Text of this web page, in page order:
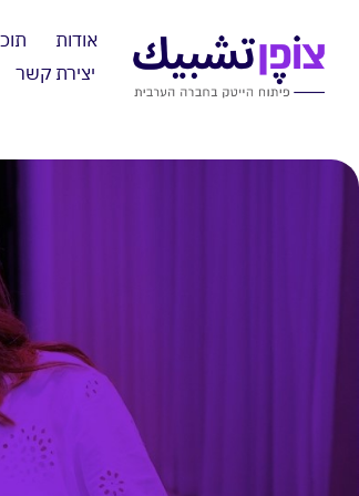
אודות
יצירת קשר